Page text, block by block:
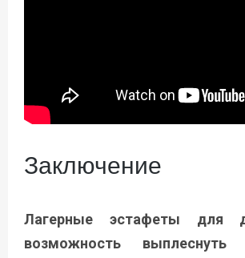
Заключение
Лагерные эстафеты для
возможность